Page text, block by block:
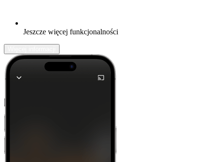
Jeszcze więcej funkcjonalności